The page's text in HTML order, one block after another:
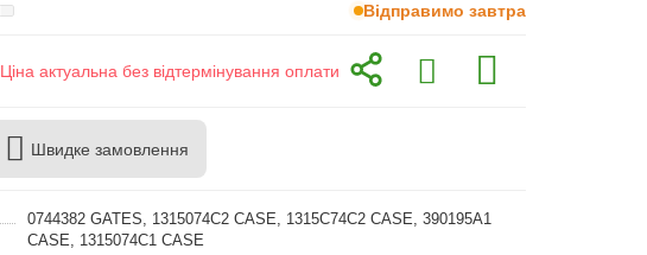
Відправимо завтра
Ціна актуальна без відтермінування оплати
Швидке замовлення
0744382 GATES, 1315074C2 CASE, 1315C74C2 CASE, 390195A1
CASE, 1315074C1 CASE